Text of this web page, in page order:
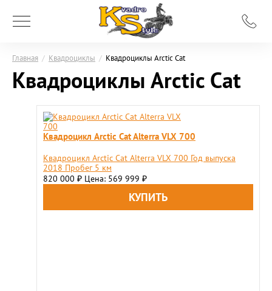
Главная / Квадроциклы / Квадроциклы Arctic Cat
Квадроциклы Arctic Cat
Квадроцикл Arctic Cat Alterra VLX 700
Квадроцикл Arctic Cat Alterra VLX 700 Год выпуска
2018 Пробег 5 км
820 000 ₽ Цена: 569 999 ₽